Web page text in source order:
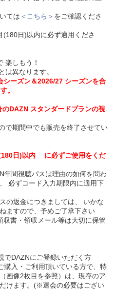
ては ＜こちら＞ をご確認くださ
(180日)以内に必ず適用くださ
楽しもう！
異なります。
ーズン＆2026/27 シーズンを合
。
DAZN スタンダードプランの視
で期間中でも販売を終了させてい
(180日)以内 に必ずご使用をくだ
間視聴パスは理由の如何を問わ
必ずコード入力期限内に適用下
の返金につきましては、 いかな
ますので、予めご了承下さい
書・領収メール等は大切に保管
でDAZNにご登録いただく方
入・ご利用頂いている方で、特
画像2枚目を参照）は、現存のア
けます。(※退会の必要はござい